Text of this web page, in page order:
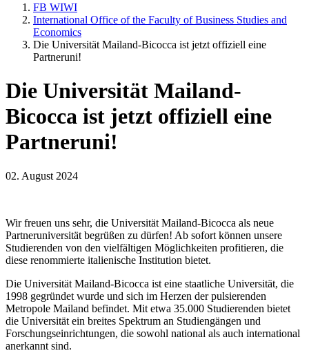
FB WIWI
International Office of the Faculty of Business Studies and
Economics
Die Universität Mailand-Bicocca ist jetzt offiziell eine
Partneruni!
Die Universität Mailand-
Bicocca ist jetzt offiziell eine
Partneruni!
02. August 2024
Wir freuen uns sehr, die Universität Mailand-Bicocca als neue
Partneruniversität begrüßen zu dürfen! Ab sofort können unsere
Studierenden von den vielfältigen Möglichkeiten profitieren, die
diese renommierte italienische Institution bietet.
Die Universität Mailand-Bicocca ist eine staatliche Universität, die
1998 gegründet wurde und sich im Herzen der pulsierenden
Metropole Mailand befindet. Mit etwa 35.000 Studierenden bietet
die Universität ein breites Spektrum an Studiengängen und
Forschungseinrichtungen, die sowohl national als auch international
anerkannt sind.